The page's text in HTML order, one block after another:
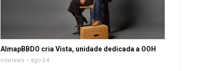
AlmapBBDO cria Vista, unidade dedicada a OOH
voxnews ago 04